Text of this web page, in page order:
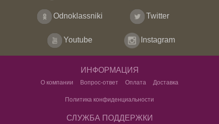
Odnoklassniki Twitter
Youtube Instagram
ИНФОРМАЦИЯ
О компании Вопрос-ответ Оплата Доставка
Политика конфиденциальности
СЛУЖБА ПОДДЕРЖКИ